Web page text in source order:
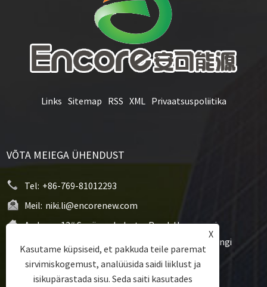
Links Sitemap RSS XML Privaatsuspoliitika
VÕTA MEIEGA ÜHENDUST
Tel: +86-769-81012293
Meil: niki.li@encorenew.com
Aadress: 12# Sanjiang Industry Road, Hengquani
kogukond, Hengli linn, Dongguani linn, Guangdongi
provints, Hiina
X
Kasutame küpsiseid, et pakkuda teile paremat
sirvimiskogemust, analüüsida saidi liiklust ja
isikupärastada sisu. Seda saiti kasutades